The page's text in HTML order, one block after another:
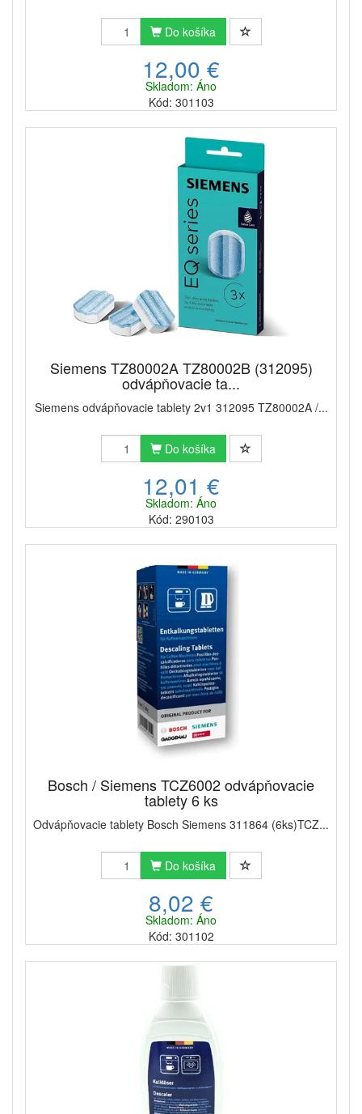
Do košíka
12,00 €
Skladom: Áno
Kód: 301103
Siemens TZ80002A TZ80002B (312095)
odvápňovacie ta...
Siemens odvápňovacie tablety 2v1 312095 TZ80002A /...
Do košíka
12,01 €
Skladom: Áno
Kód: 290103
Bosch / Siemens TCZ6002 odvápňovacie
tablety 6 ks
Odvápňovacie tablety Bosch Siemens 311864 (6ks)TCZ...
Do košíka
8,02 €
Skladom: Áno
Kód: 301102